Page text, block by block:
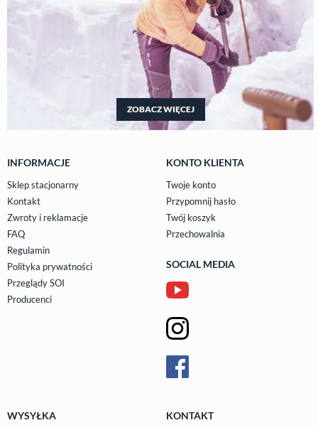
ZOBACZ WIĘCEJ
INFORMACJE
Sklep stacjonarny
Kontakt
Zwroty i reklamacje
FAQ
Regulamin
Polityka prywatności
Przeglądy SOI
Producenci
KONTO KLIENTA
Twoje konto
Przypomnij hasło
Twój koszyk
Przechowalnia
SOCIAL MEDIA
WYSYŁKA KONTAKT